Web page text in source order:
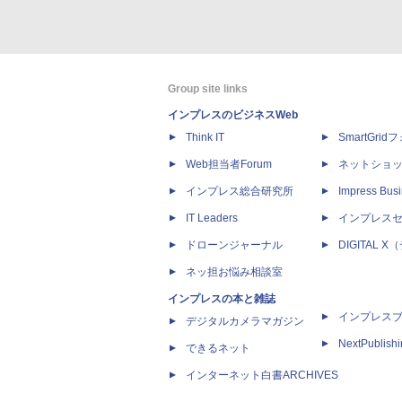
Group site links
インプレスのビジネスWeb
Think IT
Web担当者Forum
インプレス総合研究所
IT Leaders
ドローンジャーナル
ネッ担お悩み相談室
インプレスの本と雑誌
デジタルカメラマガジン
できるネット
インターネット白書ARCHIVES
SmartGridフ
ネットショ
Impress
インプレス
DIGITAL X（
インプレス